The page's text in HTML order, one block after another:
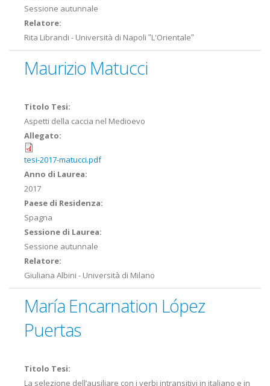
Sessione autunnale
Relatore:
Rita Librandi - Università di Napoli ʺL'Orientaleʺ
Maurizio Matucci
Titolo Tesi:
Aspetti della caccia nel Medioevo
Allegato:
tesi-2017-matucci.pdf
Anno di Laurea:
2017
Paese di Residenza:
Spagna
Sessione di Laurea:
Sessione autunnale
Relatore:
Giuliana Albini - Università di Milano
María Encarnation López
Puertas
Titolo Tesi:
La selezione dell’ausiliare con i verbi intransitivi in italiano e in